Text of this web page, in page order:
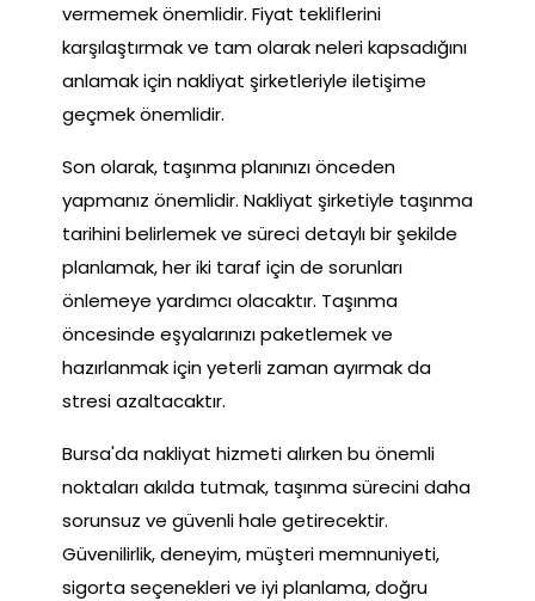
vermemek önemlidir. Fiyat tekliflerini
karşılaştırmak ve tam olarak neleri kapsadığını
anlamak için nakliyat şirketleriyle iletişime
geçmek önemlidir.
Son olarak, taşınma planınızı önceden
yapmanız önemlidir. Nakliyat şirketiyle taşınma
tarihini belirlemek ve süreci detaylı bir şekilde
planlamak, her iki taraf için de sorunları
önlemeye yardımcı olacaktır. Taşınma
öncesinde eşyalarınızı paketlemek ve
hazırlanmak için yeterli zaman ayırmak da
stresi azaltacaktır.
Bursa'da nakliyat hizmeti alırken bu önemli
noktaları akılda tutmak, taşınma sürecini daha
sorunsuz ve güvenli hale getirecektir.
Güvenilirlik, deneyim, müşteri memnuniyeti,
sigorta seçenekleri ve iyi planlama, doğru